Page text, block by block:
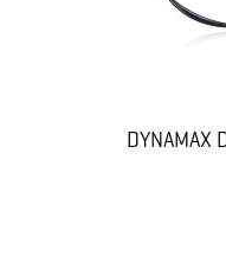
DYNAMAX